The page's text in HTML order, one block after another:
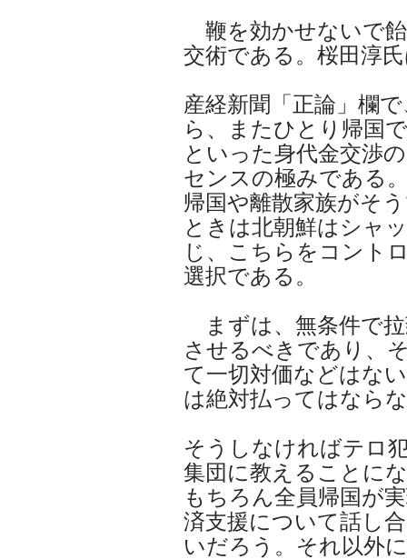
鞭を効かせないで
交術である。桜田淳
産経新聞「正論」欄
ら、またひとり帰国
といった身代金交渉
センスの極みである
帰国や離散家族がそ
ときは北朝鮮はシャ
じ、こちらをコント
選択である。
まずは、無条件で
させるべきであり、
て一切対価などはな
は絶対払ってはなら
そうしなければテロ
集団に教えることに
もちろん全員帰国が
済支援について話し
いだろう。それ以外